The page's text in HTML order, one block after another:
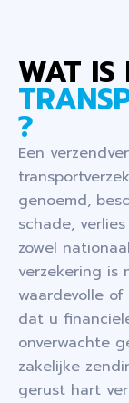
WAT IS
?
Een
genoemd,
schade,
zowel
verzekering is
waardevolle
dat u
onverwachte
zakelijke
gerust hart